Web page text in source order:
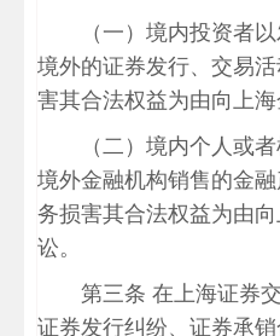
（一）境内投资者
境外的证券发行、交易
害其合法权益为由向上
（二）境内个人或
境外金融机构销售的金
务损害其合法权益为由
讼。
第三条 在上海证券
证券发行纠纷、证券承